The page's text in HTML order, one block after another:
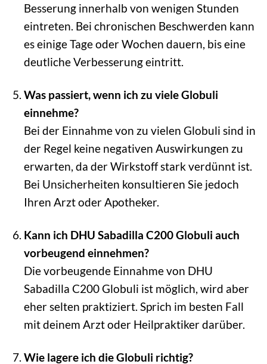
Besserung innerhalb von wenigen Stunden
eintreten. Bei chronischen Beschwerden kann
es einige Tage oder Wochen dauern, bis eine
deutliche Verbesserung eintritt.
Was passiert, wenn ich zu viele Globuli
einnehme?
Bei der Einnahme von zu vielen Globuli sind in
der Regel keine negativen Auswirkungen zu
erwarten, da der Wirkstoff stark verdünnt ist.
Bei Unsicherheiten konsultieren Sie jedoch
Ihren Arzt oder Apotheker.
Kann ich DHU Sabadilla C200 Globuli auch
vorbeugend einnehmen?
Die vorbeugende Einnahme von DHU
Sabadilla C200 Globuli ist möglich, wird aber
eher selten praktiziert. Sprich im besten Fall
mit deinem Arzt oder Heilpraktiker darüber.
Wie lagere ich die Globuli richtig?